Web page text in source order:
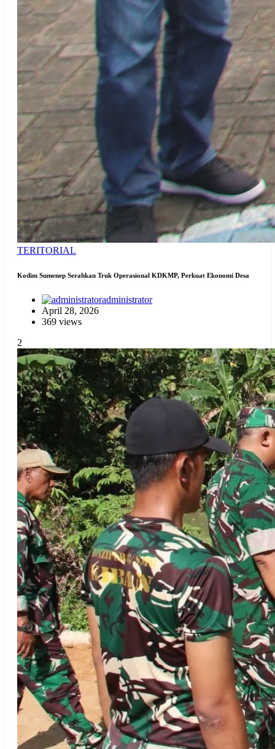
TERITORIAL
Kodim Sumenep Serahkan Truk Operasional KDKMP, Perkuat Ekonomi Desa
administrator
April 28, 2026
369 views
2